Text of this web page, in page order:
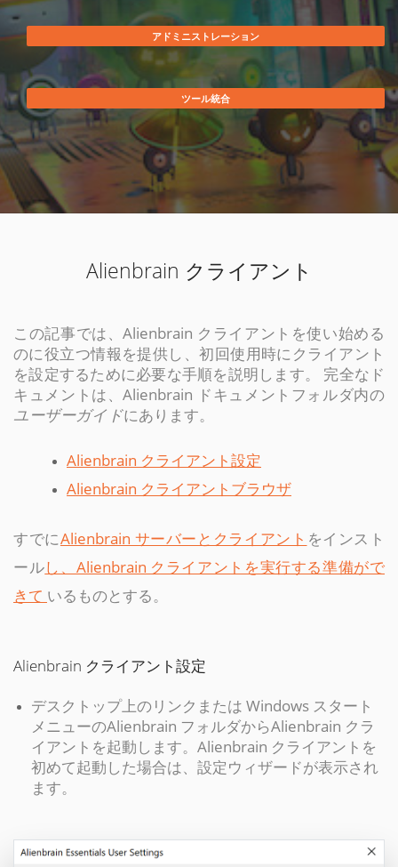
アドミニストレーション
ツール統合
Alienbrain クライアント
この記事では、Alienbrain クライアントを使い始める
のに役立つ情報を提供し、初回使用時にクライアント
を設定するために必要な手順を説明します。 完全なド
キュメントは、Alienbrain ドキュメントフォルダ内の
ユーザーガイドにあります。
Alienbrain クライアント設定
Alienbrain クライアントブラウザ
すでにAlienbrain サーバーとクライアント をインスト
ールし、Alienbrain クライアントを実行する準備がで
きて いるものとする。
Alienbrain クライアント設定
デスクトップ上のリンクまたは Windows スタート
メニューのAlienbrain フォルダからAlienbrain クラ
イアントを起動します。Alienbrain クライアントを
初めて起動した場合は、設定ウィザードが表示され
ます。